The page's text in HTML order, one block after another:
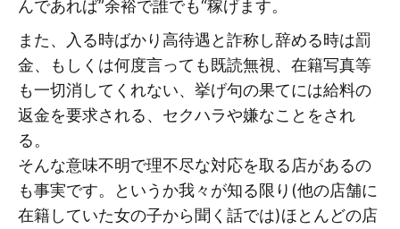
んであれば”余裕で誰でも“稼げます。
また、入る時ばかり高待遇と詐称し辞める時は罰
金、もしくは何度言っても既読無視、在籍写真等
も一切消してくれない、挙げ句の果てには給料の
返金を要求される、セクハラや嫌なことをされ
る。
そんな意味不明で理不尽な対応を取る店があるの
も事実です。というか我々が知る限り(他の店舗に
在籍していた女の子から聞く話では)ほとんどの店